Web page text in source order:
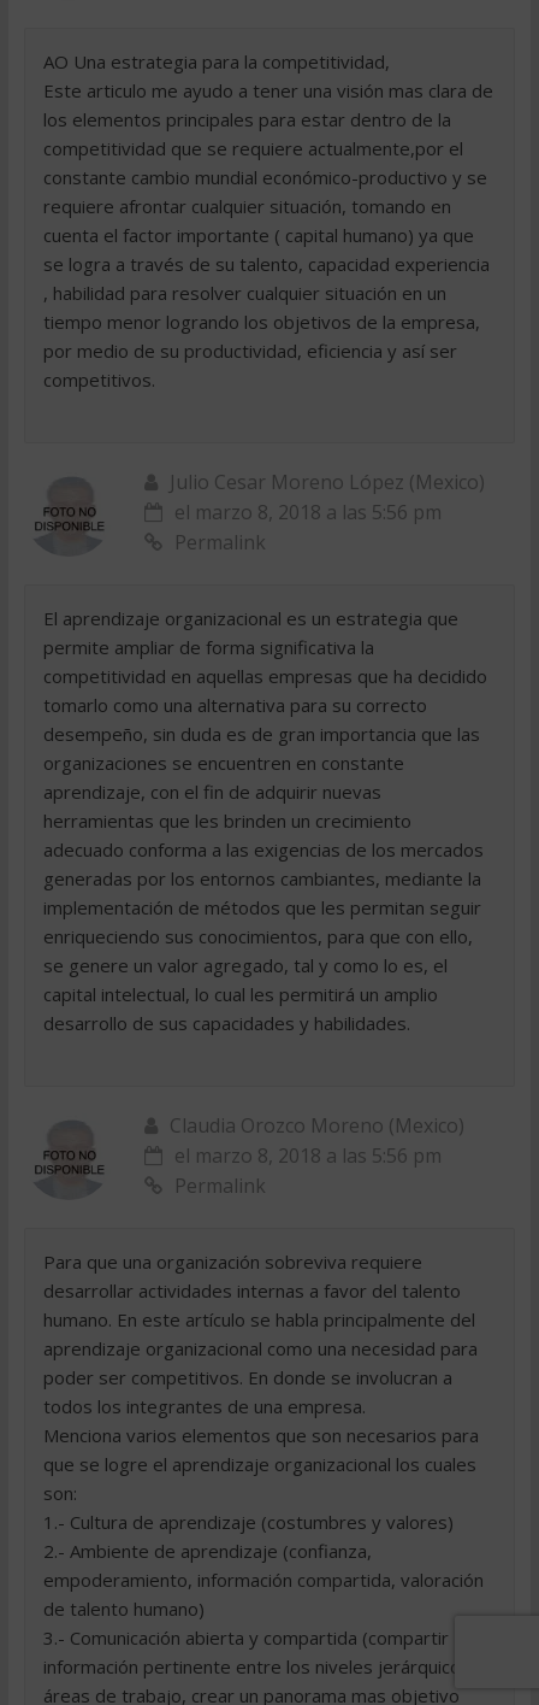
AO Una estrategia para la competitividad,
Este articulo me ayudo a tener una visión mas clara de
los elementos principales para estar dentro de la
competitividad que se requiere actualmente,por el
constante cambio mundial económico-productivo y se
requiere afrontar cualquier situación, tomando en
cuenta el factor importante ( capital humano) ya que
se logra a través de su talento, capacidad experiencia
, habilidad para resolver cualquier situación en un
tiempo menor logrando los objetivos de la empresa,
por medio de su productividad, eficiencia y así ser
competitivos.
Julio Cesar Moreno López (Mexico)
el marzo 8, 2018 a las 5:56 pm
Permalink
El aprendizaje organizacional es un estrategia que
permite ampliar de forma significativa la
competitividad en aquellas empresas que ha decidido
tomarlo como una alternativa para su correcto
desempeño, sin duda es de gran importancia que las
organizaciones se encuentren en constante
aprendizaje, con el fin de adquirir nuevas
herramientas que les brinden un crecimiento
adecuado conforma a las exigencias de los mercados
generadas por los entornos cambiantes, mediante la
implementación de métodos que les permitan seguir
enriqueciendo sus conocimientos, para que con ello,
se genere un valor agregado, tal y como lo es, el
capital intelectual, lo cual les permitirá un amplio
desarrollo de sus capacidades y habilidades.
Claudia Orozco Moreno (Mexico)
el marzo 8, 2018 a las 5:56 pm
Permalink
Para que una organización sobreviva requiere
desarrollar actividades internas a favor del talento
humano. En este artículo se habla principalmente del
aprendizaje organizacional como una necesidad para
poder ser competitivos. En donde se involucran a
todos los integrantes de una empresa.
Menciona varios elementos que son necesarios para
que se logre el aprendizaje organizacional los cuales
son:
1.- Cultura de aprendizaje (costumbres y valores)
2.- Ambiente de aprendizaje (confianza,
empoderamiento, información compartida, valoración
de talento humano)
3.- Comunicación abierta y compartida (compartir
información pertinente entre los niveles jerárquicos y
áreas de trabajo, crear un panorama mas objetivo